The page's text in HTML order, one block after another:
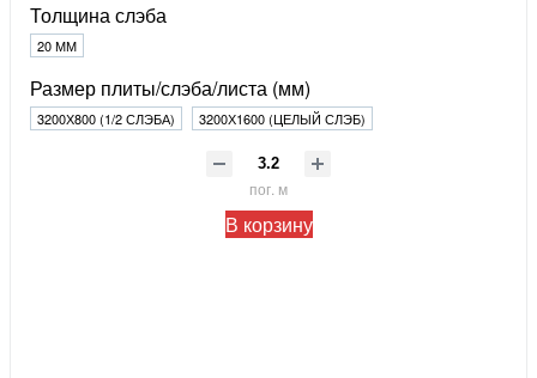
Толщина слэба
20 ММ
Размер плиты/слэба/листа (мм)
3200Х800 (1/2 СЛЭБА) 3200Х1600 (ЦЕЛЫЙ СЛЭБ)
пог. м
В корзину